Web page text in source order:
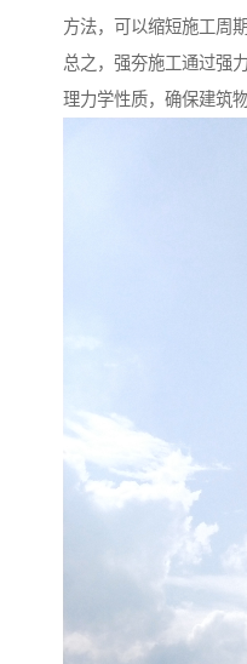
方法，可以缩短施工周
总之，强夯施工通过强
理力学性质，确保建筑